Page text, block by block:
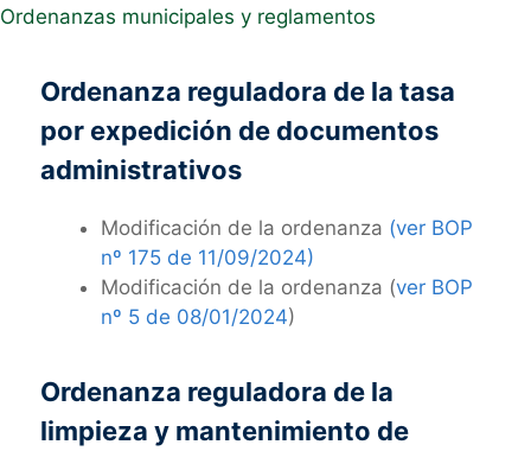
Ordenanzas municipales y reglamentos
Ordenanza reguladora de la tasa
por expedición de documentos
administrativos
Modificación de la ordenanza (ver BOP
nº 175 de 11/09/2024)
Modificación de la ordenanza (ver BOP
nº 5 de 08/01/2024)
Ordenanza reguladora de la
limpieza y mantenimiento de